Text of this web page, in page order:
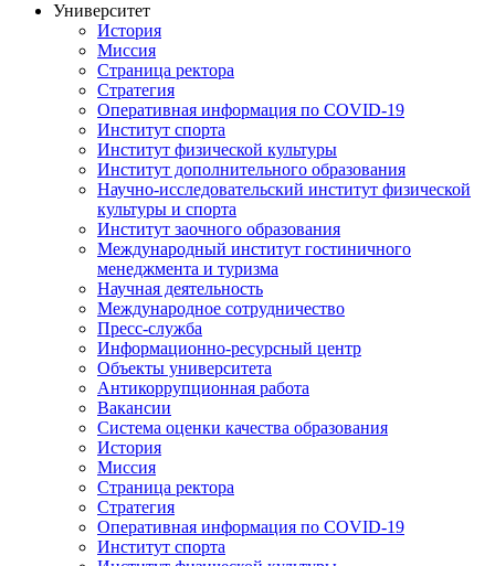
Университет
История
Миссия
Страница ректора
Стратегия
Оперативная информация по COVID-19
Институт спорта
Институт физической культуры
Институт дополнительного образования
Научно-исследовательский институт физической
культуры и спорта
Институт заочного образования
Международный институт гостиничного
менеджмента и туризма
Научная деятельность
Международное сотрудничество
Пресс-служба
Информационно-ресурсный центр
Объекты университета
Антикоррупционная работа
Вакансии
Система оценки качества образования
История
Миссия
Страница ректора
Стратегия
Оперативная информация по COVID-19
Институт спорта